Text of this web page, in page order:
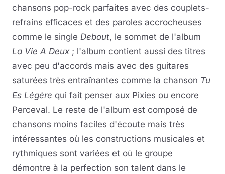
chansons pop-rock parfaites avec des couplets-
refrains efficaces et des paroles accrocheuses
comme le single Debout, le sommet de l'album
La Vie A Deux ; l'album contient aussi des titres
avec peu d'accords mais avec des guitares
saturées très entraînantes comme la chanson Tu
Es Légère qui fait penser aux Pixies ou encore
Perceval. Le reste de l'album est composé de
chansons moins faciles d'écoute mais très
intéressantes où les constructions musicales et
rythmiques sont variées et où le groupe
démontre à la perfection son talent dans le